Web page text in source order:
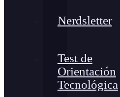
Nerdsletter
Test de
Orientación
Tecnológica